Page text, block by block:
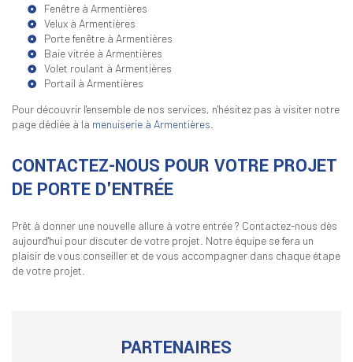
Fenêtre à Armentières
Velux à Armentières
Porte fenêtre à Armentières
Baie vitrée à Armentières
Volet roulant à Armentières
Portail à Armentières
Pour découvrir l'ensemble de nos services, n'hésitez pas à visiter notre
page dédiée à la menuiserie à Armentières
CONTACTEZ-NOUS POUR VOTRE PROJET
DE PORTE D'ENTRÉE
Prêt à donner une nouvelle allure à votre entrée ? Contactez-nous dès
aujourd'hui pour discuter de votre projet. Notre équipe se fera un
plaisir de vous conseiller et de vous accompagner dans chaque étape
de votre projet.
PARTENAIRES